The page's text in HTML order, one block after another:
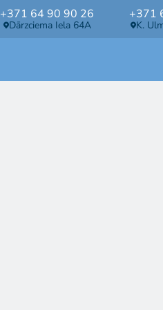
+371 64 90 90 26
Dārzciema Iela 64A
+371
K.